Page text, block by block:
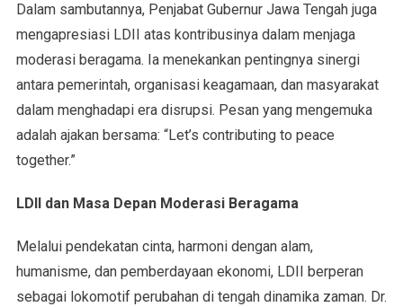
Dalam sambutannya, Penjabat Gubernur Jawa Tengah juga
mengapresiasi LDII atas kontribusinya dalam menjaga
moderasi beragama. Ia menekankan pentingnya sinergi
antara pemerintah, organisasi keagamaan, dan masyarakat
dalam menghadapi era disrupsi. Pesan yang mengemuka
adalah ajakan bersama: “Let’s contributing to peace
together.”
LDII dan Masa Depan Moderasi Beragama
Melalui pendekatan cinta, harmoni dengan alam,
humanisme, dan pemberdayaan ekonomi, LDII berperan
sebagai lokomotif perubahan di tengah dinamika zaman. Dr.